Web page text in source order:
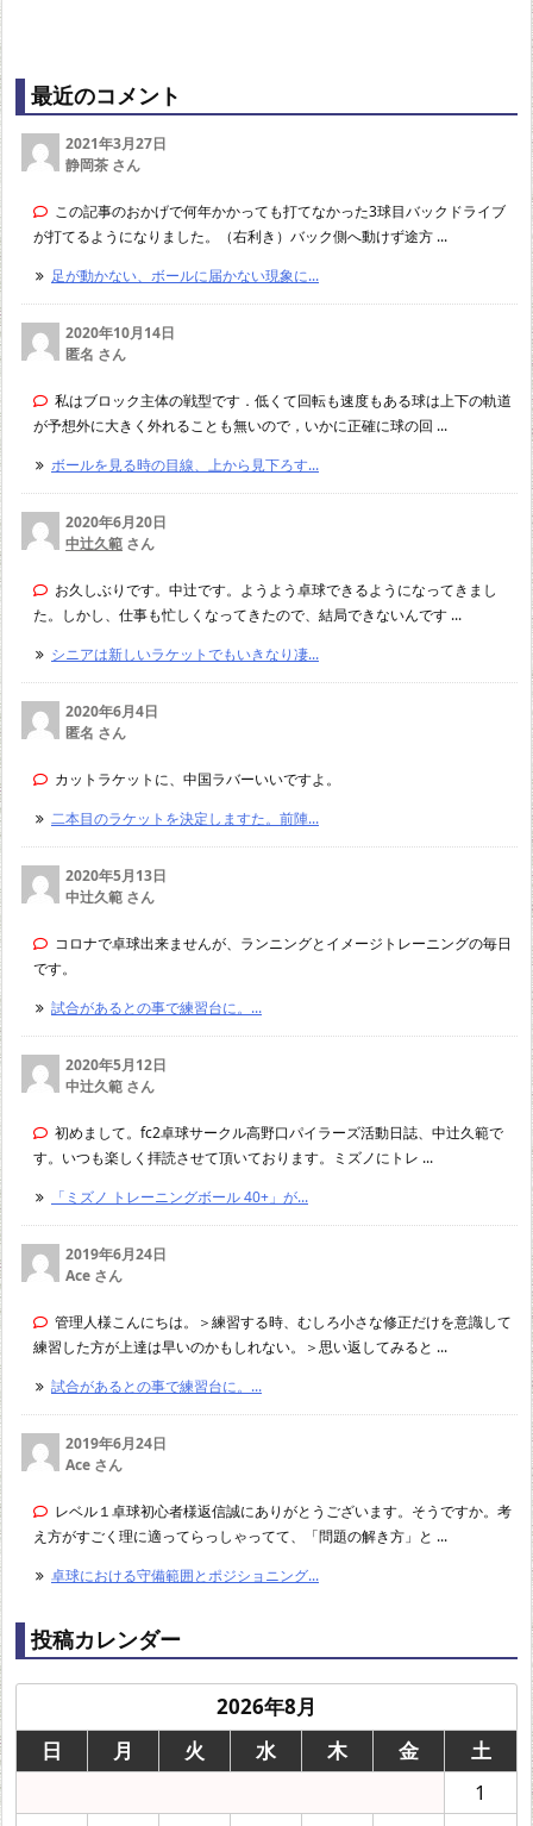
最近のコメント
2021年3月27日
静岡茶 さん
この記事のおかげで何年かかっても打てなかった3球目バックドライブ
が打てるようになりました。（右利き）バック側へ動けず途方 ...
足が動かない、ボールに届かない現象に...
2020年10月14日
匿名 さん
私はブロック主体の戦型です．低くて回転も速度もある球は上下の軌道
が予想外に大きく外れることも無いので，いかに正確に球の回 ...
ボールを見る時の目線、上から見下ろす...
2020年6月20日
中辻久範 さん
お久しぶりです。中辻です。ようよう卓球できるようになってきまし
た。しかし、仕事も忙しくなってきたので、結局できないんです ...
シニアは新しいラケットでもいきなり凄...
2020年6月4日
匿名 さん
カットラケットに、中国ラバーいいですよ。
二本目のラケットを決定しますた。前陣...
2020年5月13日
中辻久範 さん
コロナで卓球出来ませんが、ランニングとイメージトレーニングの毎日
です。
試合があるとの事で練習台に。...
2020年5月12日
中辻久範 さん
初めまして。fc2卓球サークル高野口パイラーズ活動日誌、中辻久範で
す。いつも楽しく拝読させて頂いております。ミズノにトレ ...
「ミズノ トレーニングボール 40+」が...
2019年6月24日
Ace さん
管理人様こんにちは。＞練習する時、むしろ小さな修正だけを意識して
練習した方が上達は早いのかもしれない。＞思い返してみると ...
試合があるとの事で練習台に。...
2019年6月24日
Ace さん
レベル１卓球初心者様返信誠にありがとうございます。そうですか。考
え方がすごく理に適ってらっしゃってて、「問題の解き方」と ...
卓球における守備範囲とポジショニング...
投稿カレンダー
2026年8月
日
月 火 水 木 金
土
1